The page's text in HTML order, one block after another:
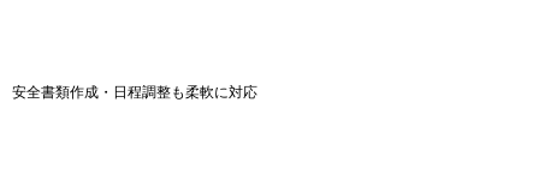
安全書類作成・日程調整も柔軟に対応